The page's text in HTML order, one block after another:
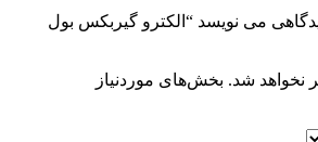
می نویسد “الکترو گیربکس بول
نخواهد شد. بخش‌های موردنیاز